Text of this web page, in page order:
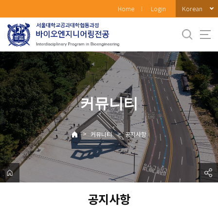
로
메
뉴
Home Login Korean
커뮤니티
> 커뮤니티 > 공지사항
공지사항